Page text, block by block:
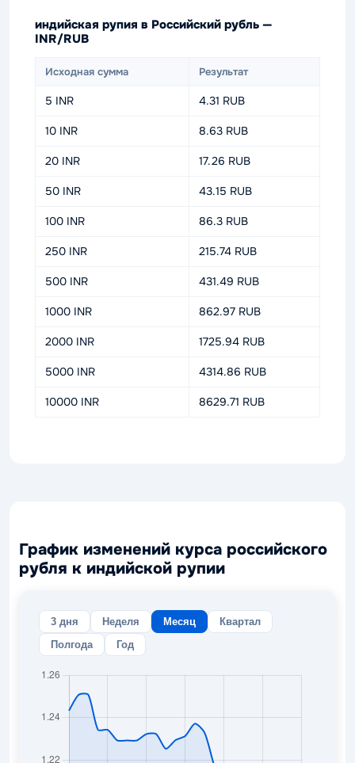
индийская рупия в Российский рубль —
INR/RUB
Исходная сумма Результат
5 INR 4.31 RUB
10 INR 8.63 RUB
20 INR 17.26 RUB
50 INR 43.15 RUB
100 INR 86.3 RUB
250 INR 215.74 RUB
500 INR 431.49 RUB
1000 INR 862.97 RUB
2000 INR 1725.94 RUB
5000 INR 4314.86 RUB
10000 INR 8629.71 RUB
График изменений курса российского
рубля к индийской рупии
3 дня Неделя Месяц
Квартал
Полгода
Год